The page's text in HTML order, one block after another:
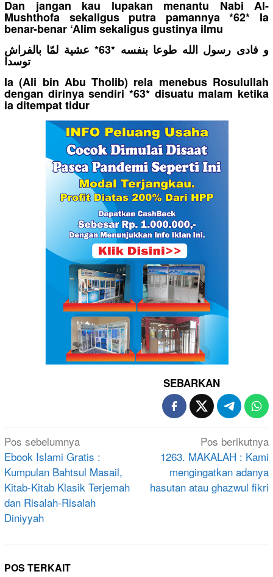
Dan jangan kau lupakan menantu Nabi Al-
Mushthofa sekaligus putra pamannya *62* Ia
benar-benar ‘Alim sekaligus gustinya ilmu
و فادى رسول الله طوعا بنفسه *63* عشية لمّا بالفراش
توسدا
Ia (Ali bin Abu Tholib) rela menebus Rosulullah
dengan dirinya sendiri *63* disuatu malam ketika
ia ditempat tidur
SEBARKAN
Navigasi
pos
Pos sebelumnya
Ebook Islami Gratis :
Kumpulan Bahtsul Masail,
Kitab-Kitab Klasik Terjemah
dan Risalah-Risalah
Diniyyah
Pos berikutnya
1263. MAKALAH : Kami
mengingatkan adanya
hasutan atau ghazwul fikri
POS TERKAIT